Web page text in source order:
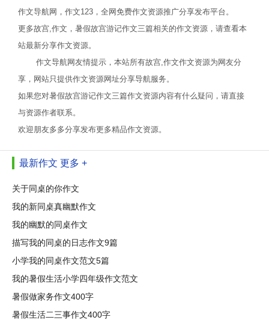
作文导航网，作文123，全网免费作文资源推广分享发布平台。
更多故宫,作文，暑假故宫游记作文三篇相关的作文资源，请查看本
站最新分享作文资源。
作文导航网友情提示，本站所有故宫,作文作文资源为网友分
享，网站只提供作文资源网址分享导航服务。
如果您对暑假故宫游记作文三篇作文资源内容有什么疑问，请直接
与资源作者联系。
欢迎朋友多多分享发布更多精品作文资源。
最新作文 更多 +
关于同桌的你作文
我的新同桌真幽默作文
我的幽默的同桌作文
描写我的同桌的日志作文9篇
小学我的同桌作文范文5篇
我的暑假生活小学四年级作文范文
暑假做家务作文400字
暑假生活二三事作文400字